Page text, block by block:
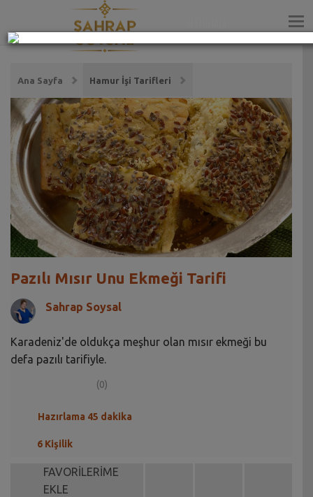
Ana Sayfa Hamur İşi Tarifleri
Pazılı Mısır Unu Ekmeği Tarifi
Sahrap Soysal
Karadeniz'de oldukça meşhur olan mısır ekmeği bu
defa pazılı tarifiyle.
(0)
Hazırlama 45 dakika
6 Kişilik
FAVORİLERİME
EKLE